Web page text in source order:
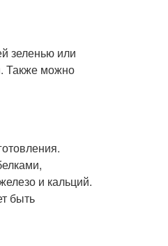
зеленью или
Также можно
и кальций.
быть